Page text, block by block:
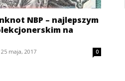
NBP – najlepszym
na
25 maja, 2017 0